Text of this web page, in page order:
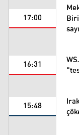
17:00
16:31
15:48